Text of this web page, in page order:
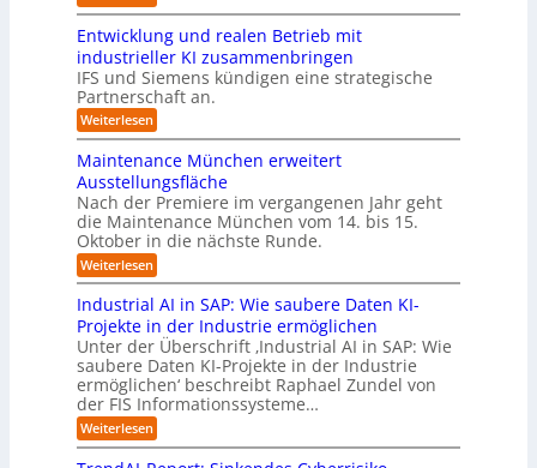
u
n
g
c
h
e
n
R
o
u
t
e
r
-
H
e
r
s
t
e
l
l
e
r
n
a
f
s
t
e
l
l
e
i
n
d
e
r
B
2
B
-
V
o
r
a
u
r
r
b
e
i
t
e
h
m
e
r
n
c
h
e
r
Z
e
i
s
t
e
m
T
e
a
t
r
t
t
I
n
d
u
s
t
r
i
a
U
n
i
v
e
r
s
a
l
A
u
t
o
m
a
o
n
.
O
r
g
Entwicklung und realen Betrieb mit
industrieller KI zusammenbringen
IFS und Siemens kündigen eine strategische
Partnerschaft an.
Weiterlesen:
E
t
w
c
k
l
u
n
g
u
n
r
e
a
l
e
n
Maintenance München erweitert
Ausstellungsfläche
Nach der Premiere im vergangenen Jahr geht
die Maintenance München vom 14. bis 15.
Oktober in die nächste Runde.
Weiterlesen:
M
a
i
n
t
e
n
a
n
c
e
Industrial AI in SAP: Wie saubere Daten KI-
Projekte in der Industrie ermöglichen
Unter der Überschrift ‚Industrial AI in SAP: Wie
saubere Daten KI-Projekte in der Industrie
ermöglichen‘ beschreibt Raphael Zundel von
der FIS Informationssysteme…
Weiterlesen:
I
n